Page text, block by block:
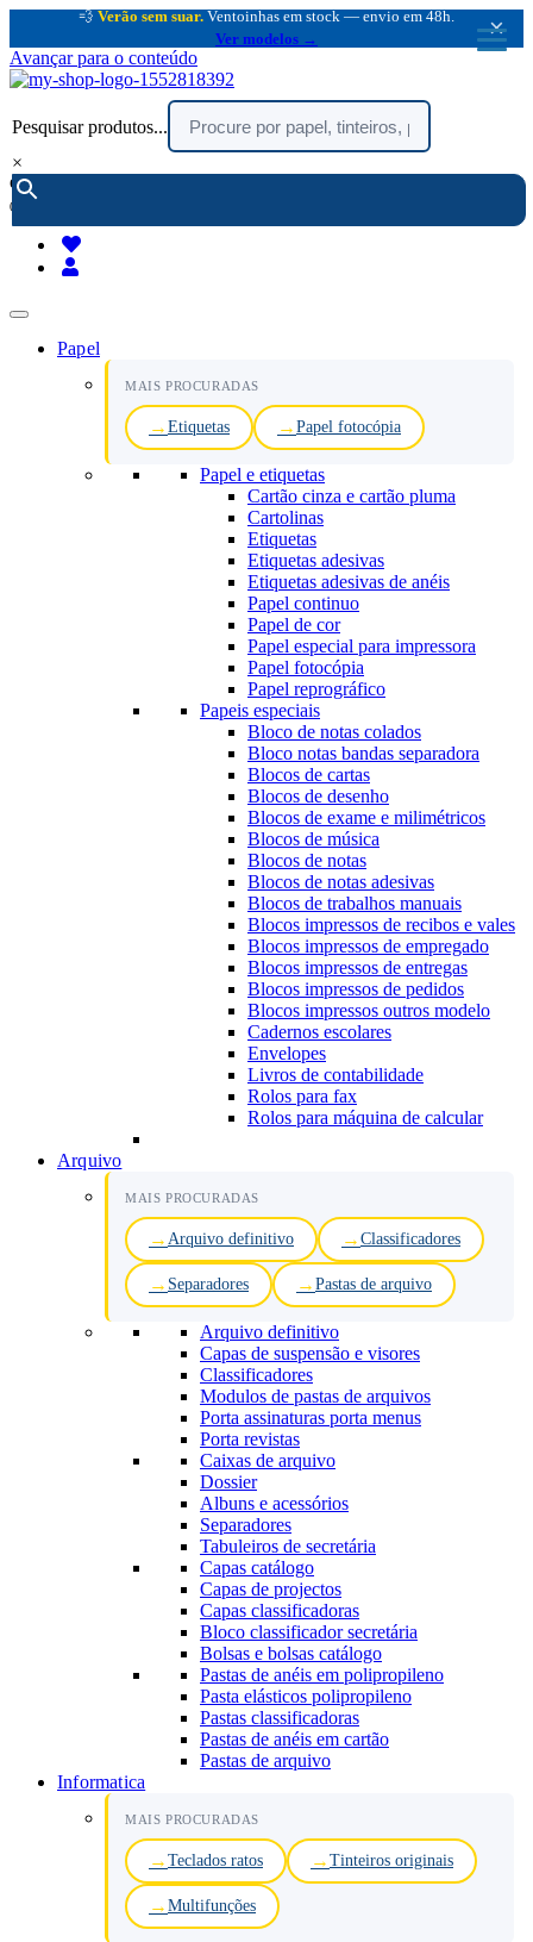
💨 Verão sem suar. Ventoinhas em stock — envio em 48h.
Ver modelos →
×
Avançar para o conteúdo
Pesquisar produtos...
×
encomendar por telefone :
(chamada rede fixa nacional)
Papel
MAIS PROCURADAS
Etiquetas Papel fotocópia
Papel e etiquetas
Cartão cinza e cartão pluma
Cartolinas
Etiquetas
Etiquetas adesivas
Etiquetas adesivas de anéis
Papel continuo
Papel de cor
Papel especial para impressora
Papel fotocópia
Papel reprográfico
Papeis especiais
Bloco de notas colados
Bloco notas bandas separadora
Blocos de cartas
Blocos de desenho
Blocos de exame e milimétricos
Blocos de música
Blocos de notas
Blocos de notas adesivas
Blocos de trabalhos manuais
Blocos impressos de recibos e vales
Blocos impressos de empregado
Blocos impressos de entregas
Blocos impressos de pedidos
Blocos impressos outros modelo
Cadernos escolares
Envelopes
Livros de contabilidade
Rolos para fax
Rolos para máquina de calcular
Arquivo
MAIS PROCURADAS
Arquivo definitivo Classificadores
Separadores Pastas de arquivo
Arquivo definitivo
Capas de suspensão e visores
Classificadores
Modulos de pastas de arquivos
Porta assinaturas porta menus
Porta revistas
Caixas de arquivo
Dossier
Albuns e acessórios
Separadores
Tabuleiros de secretária
Capas catálogo
Capas de projectos
Capas classificadoras
Bloco classificador secretária
Bolsas e bolsas catálogo
Pastas de anéis em polipropileno
Pasta elásticos polipropileno
Pastas classificadoras
Pastas de anéis em cartão
Pastas de arquivo
Informatica
MAIS PROCURADAS
Teclados ratos Tinteiros originais
Multifunções